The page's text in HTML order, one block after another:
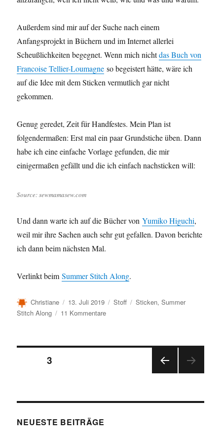
Außerdem sind mir auf der Suche nach einem
Anfangsprojekt in Büchern und im Internet allerlei
Scheußlichkeiten begegnet. Wenn mich nichtdas Buch von
Francoise Tellier-Loumagne so begeistert hätte, wäre ich
auf die Idee mit dem Sticken vermutlich gar nicht
gekommen.
Genug geredet, Zeit für Handfestes. Mein Plan ist
folgendermaßen: Erst mal ein paar Grundstiche üben. Dann
habe ich eine einfache Vorlage gefunden, die mir
einigermaßen gefällt und die ich einfach nachsticken will:
Source: sewmamasew.com
Und dann warte ich auf die Bücher vonYumiko Higuchi,
weil mir ihre Sachen auch sehr gut gefallen. Davon berichte
ich dann beim nächsten Mal.
Verlinkt beimSummer Stitch Along.
Autor
Christiane
Veröffentlicht
am
13. Juli 2019 Kategorien
Stoff Schlagwörter
Sticken,Summer
Stitch Along
11 Kommentarezu
sie
Seitennummerierung
Beiträge
SEIT
SEITE3
NEUESTE BEITRÄGE